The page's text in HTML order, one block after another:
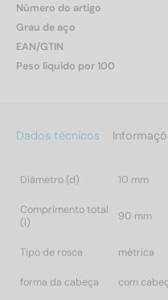
Número do artigo
Grau de aço
EAN/GTIN
Peso líquido por 100
Dados técnicos
Diâmetro (d) 10 mm
Comprimento total
(l)
90 mm
Tipo de rosca métrica
forma da cabeça com